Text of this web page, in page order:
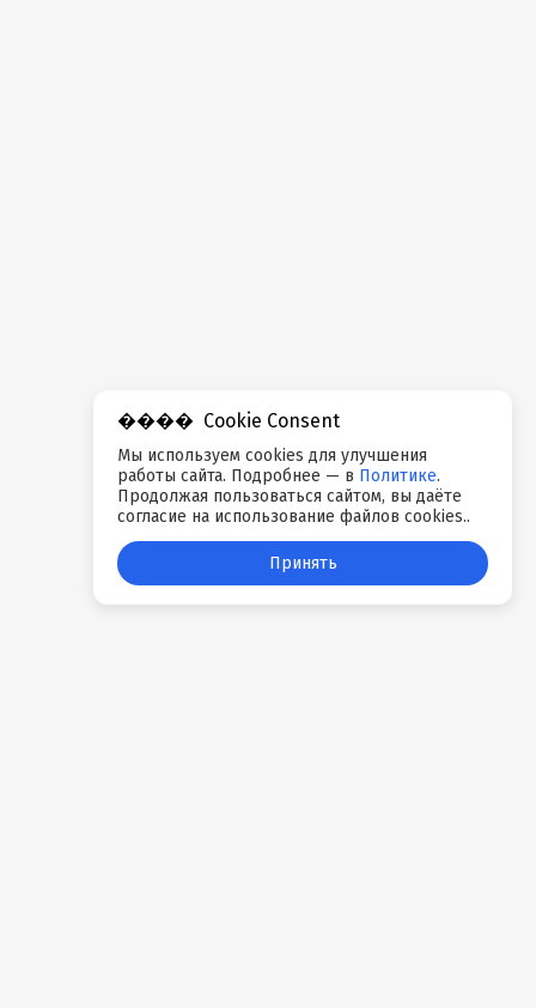
Cookie Consent
Мы используем cookies для улучшения
работы сайта. Подробнее — в Политике.
Продолжая пользоваться сайтом, вы даёте
согласие на использование файлов cookies..
Принять